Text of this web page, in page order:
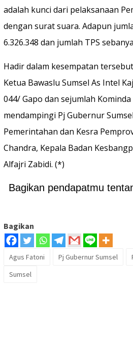
adalah kunci dari pelaksanaan
dengan surat suara. Adapun
6.326.348 dan jumlah TPS
Hadir dalam kesempatan
Ketua Bawaslu Sumsel As Intel
044/ Gapo dan sejumlah
mendampingi Pj Gubernur
Pemerintahan dan Kesra
Chandra, Kepala Badan
Alfajri Zabidi. (*)
Bagikan pendapatmu
Bagikan
Agus Fatoni Pj Gubernur Sumsel
Sumsel